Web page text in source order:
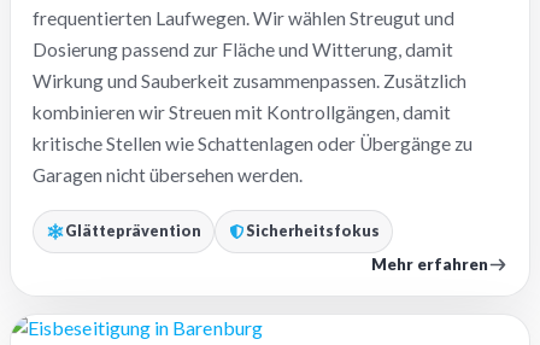
frequentierten Laufwegen. Wir wählen Streugut und
Dosierung passend zur Fläche und Witterung, damit
Wirkung und Sauberkeit zusammenpassen. Zusätzlich
kombinieren wir Streuen mit Kontrollgängen, damit
kritische Stellen wie Schattenlagen oder Übergänge zu
Garagen nicht übersehen werden.
Glätteprävention Sicherheitsfokus
Mehr erfahren